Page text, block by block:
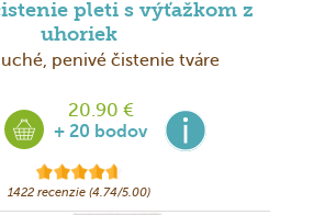
pleti s výťažkom z
uhoriek
penivé čistenie tváre
20.90 €
+ 20 bodov
1422 recenzie (4.74/5.00)